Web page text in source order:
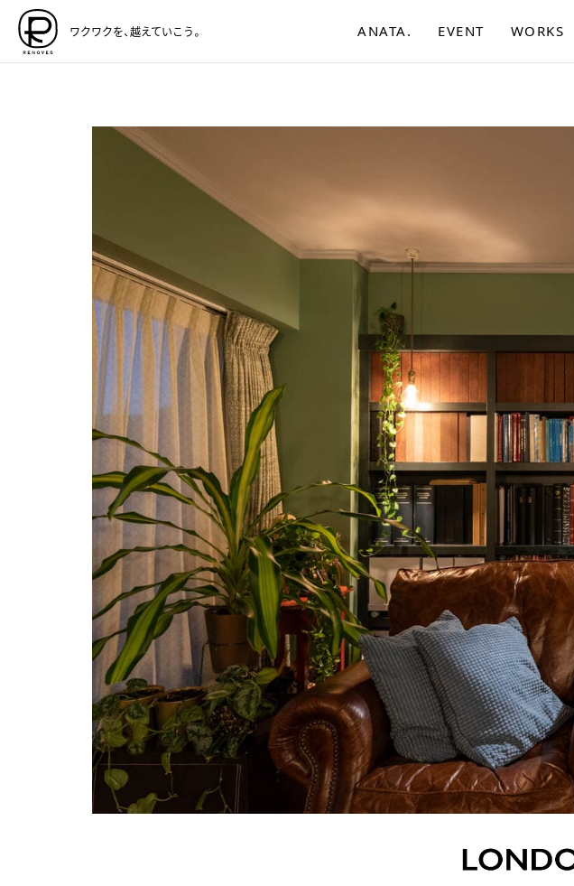
ワクワクを、越えていこう。 ANATA. EVENT WORKS